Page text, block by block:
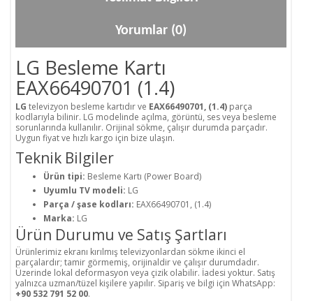
Yorumlar (0)
LG Besleme Kartı
EAX66490701 (1.4)
LG televizyon besleme kartıdır ve EAX66490701, (1.4) parça
kodlarıyla bilinir. LG modelinde açılma, görüntü, ses veya besleme
sorunlarında kullanılır. Orijinal sökme, çalışır durumda parçadır.
Uygun fiyat ve hızlı kargo için bize ulaşın.
Teknik Bilgiler
Ürün tipi: Besleme Kartı (Power Board)
Uyumlu TV modeli: LG
Parça / şase kodları: EAX66490701, (1.4)
Marka: LG
Ürün Durumu ve Satış Şartları
Ürünlerimiz ekranı kırılmış televizyonlardan sökme ikinci el
parçalardır; tamir görmemiş, orijinaldir ve çalışır durumdadır.
Üzerinde lokal deformasyon veya çizik olabilir. İadesi yoktur. Satış
yalnızca uzman/tüzel kişilere yapılır. Sipariş ve bilgi için WhatsApp:
+90 532 791 52 00.